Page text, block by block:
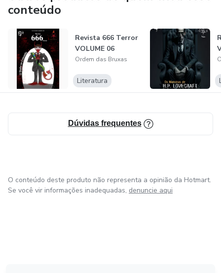
conteúdo
Revista 666 Terror
VOLUME 06
Ordem das Bruxas
Literatura
Dúvidas frequentes
O conteúdo deste produto não representa a opinião da Hotmart.
Se você vir informações inadequadas, denuncie aqui